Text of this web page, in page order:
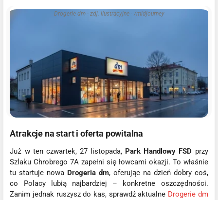
Drogerie dm - zdj. ilustracyjne - /midjourney
Atrakcje na start i oferta powitalna
Już w ten czwartek, 27 listopada, Park Handlowy FSD przy
Szlaku Chrobrego 7A zapełni się łowcami okazji. To właśnie
tu startuje nowa Drogeria dm, oferując na dzień dobry coś,
co Polacy lubią najbardziej – konkretne oszczędności.
Zanim jednak ruszysz do kas, sprawdź aktualne Drogerie dm